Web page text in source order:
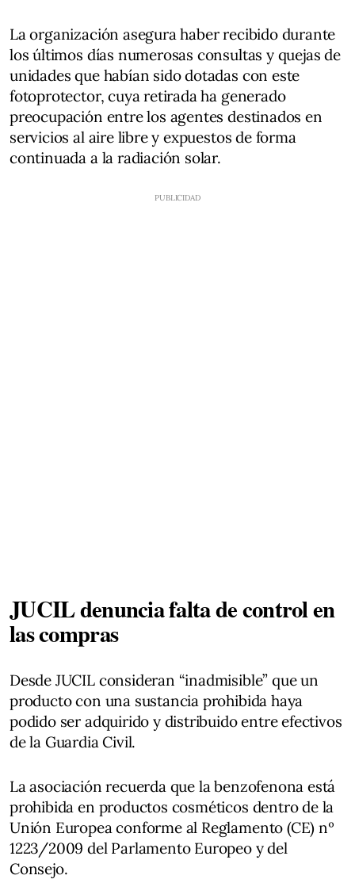
La organización asegura haber recibido durante
los últimos días numerosas consultas y quejas de
unidades que habían sido dotadas con este
fotoprotector, cuya retirada ha generado
preocupación entre los agentes destinados en
servicios al aire libre y expuestos de forma
continuada a la radiación solar.
JUCIL denuncia falta de control en
las compras
Desde JUCIL consideran “inadmisible” que un
producto con una sustancia prohibida haya
podido ser adquirido y distribuido entre efectivos
de la Guardia Civil.
La asociación recuerda que la benzofenona está
prohibida en productos cosméticos dentro de la
Unión Europea conforme al Reglamento (CE) nº
1223/2009 del Parlamento Europeo y del
Consejo.